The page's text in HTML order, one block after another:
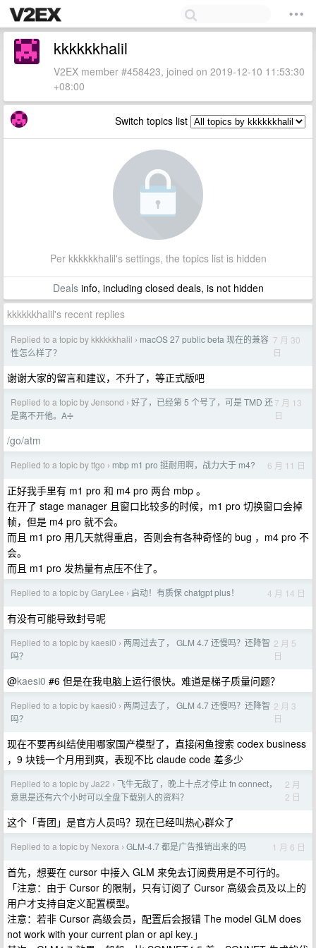
kkkkkkhalil
V2EX member #458423, joined on 2019-12-10 11:53:30
+08:00
Switch topics list
Per kkkkkkhalil's settings, the topics list is hidden
Dealsinfo, including closed deals, is not hidden
kkkkkkhalil's recent replies
Replied to a topic by kkkkkkhalil › macOS 27 public beta 现在的兼容
性怎么样了？
7 月 30
日
谢谢大家的留言和建议，不升了，等正式版吧
Replied to a topic by Jensond › 好了，已经第 5 个号了，可是 TMD 还
是离不开他。A➗
7 月 13
日
/go/atm
Replied to a topic by ttgo › mbp m1 pro 挺耐用啊，战力大于 m4? 6 月 11 日
正好我手里有 m1 pro 和 m4 pro 两台 mbp 。
在开了 stage manager 且窗口比较多的时候，m1 pro 切换窗口会掉
帧，但是 m4 pro 就不会。
而且 m1 pro 用几天就得重启，否则会有各种奇怪的 bug ，m4 pro 不
会。
而且 m1 pro 发热量有点压不住了。
Replied to a topic by GaryLee › 启动！有质保 chatgpt plus！ 4 月 14 日
有没有可能导致封号呢
Replied to a topic by kaesi0 › 两周过去了， GLM 4.7 还慢吗？还降智
吗？
2 月 5
日
@kaesi0 #6 但是在我电脑上运行很快。难道是梯子质量问题？
Replied to a topic by kaesi0 › 两周过去了， GLM 4.7 还慢吗？还降智
吗？
2 月 3
日
现在不要再纠结使用哪家国产模型了，直接闲鱼搜索 codex business
，9 块钱一个月用到爽，表现不比 claude code 差多少
Replied to a topic by Ja22 › 飞牛无敌了，晚上十点才停止 fn connect，
意思是还有六个小时可以全盘下载别人的资料？
2 月
2 日
这个「青团」是官方人员吗？现在已经叫热心群众了
Replied to a topic by Nexora › GLM-4.7 都是广告推销出来的吗 1 月 6 日
首先，想要在 cursor 中接入 GLM 来免去订阅费用是不可行的。
「注意：由于 Cursor 的限制，只有订阅了 Cursor 高级会员及以上的
用户才支持自定义配置模型。
注意：若非 Cursor 高级会员，配置后会报错 The model GLM does
not work with your current plan or api key.」